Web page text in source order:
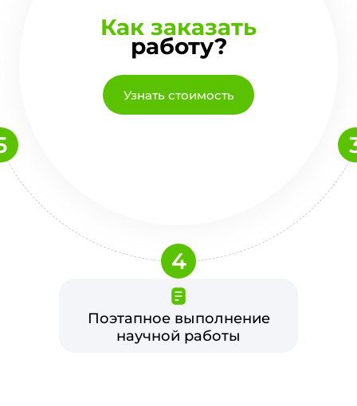
Как заказать
работу?
Узнать стоимость
Поэтапное выполнение
научной работы
4